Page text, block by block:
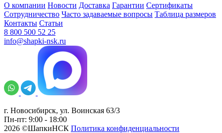
О компании Новости Доставка Гарантии Сертификаты
Сотрудничество Часто задаваемые вопросы Таблица размеров
Контакты Статьи
8 800 500 52 25
info@shapki-nsk.ru
г. Новосибирск, ул. Воинская 63/3
Пн-пт: 9:00 - 18:00
2026 ©ШапкиНСК Политика конфиденциальности